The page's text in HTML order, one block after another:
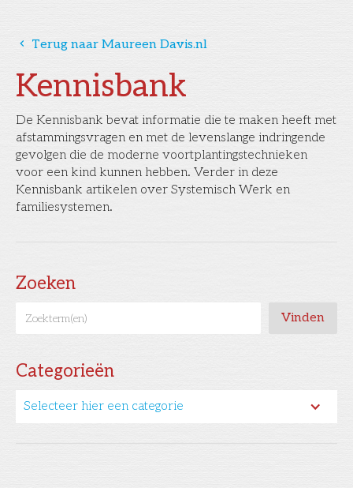
Kennisbank
De Kennisbank bevat informatie die te maken heeft met
afstammingsvragen en met de levenslange indringende
gevolgen die de moderne voortplantingstechnieken
voor een kind kunnen hebben. Verder in deze
Kennisbank artikelen over Systemisch Werk en
familiesystemen.
Zoeken
Categorieën
Selecteer hier een categorie
󰅁 Terug naar Maureen Davis.nl